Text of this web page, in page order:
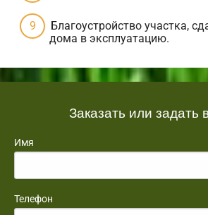
Благоустройство участка,
дома в эксплуатацию.
Заказать или задать
Имя
Телефон